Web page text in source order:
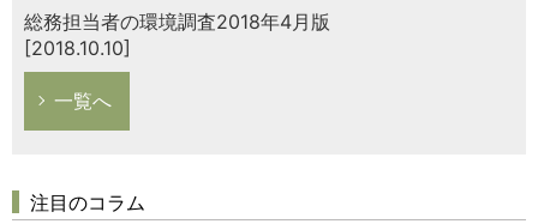
総務担当者の環境調査2018年4月版
[2018.10.10]
一覧へ
注目のコラム